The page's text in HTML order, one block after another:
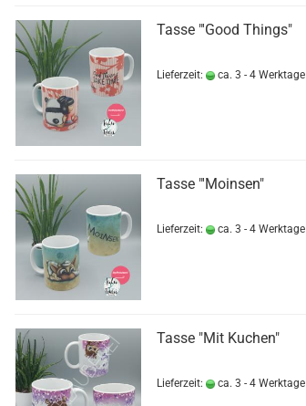
Tasse "'Good Things"
Lieferzeit: ca. 3 - 4 Werktage
Tasse "'Moinsen"
Lieferzeit: ca. 3 - 4 Werktage
Tasse "Mit Kuchen"
Lieferzeit: ca. 3 - 4 Werktage